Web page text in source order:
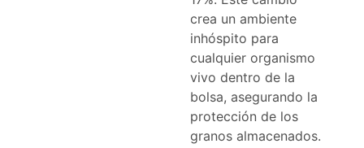
crea un ambiente
inhóspito para
cualquier organismo
vivo dentro de la
bolsa, asegurando la
protección de los
granos almacenados.